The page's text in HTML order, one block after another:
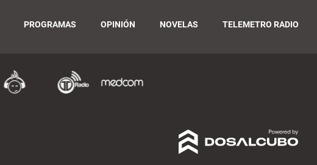
PROGRAMAS OPINIÓN NOVELAS TELEMETRO RADIO